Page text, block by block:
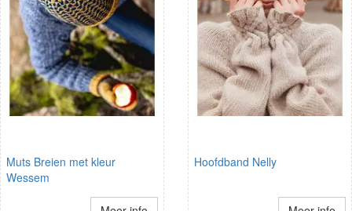
Muts Breien met kleur
Wessem
Hoofdband Nelly